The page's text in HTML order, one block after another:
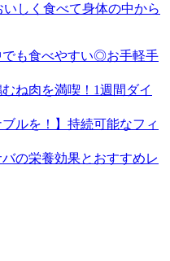
いしく食べて身体の中から
でも食べやすい◎お手軽手
ね肉を満喫！1週間ダイ
ルを！】持続可能なフィ
の栄養効果とおすすめレ